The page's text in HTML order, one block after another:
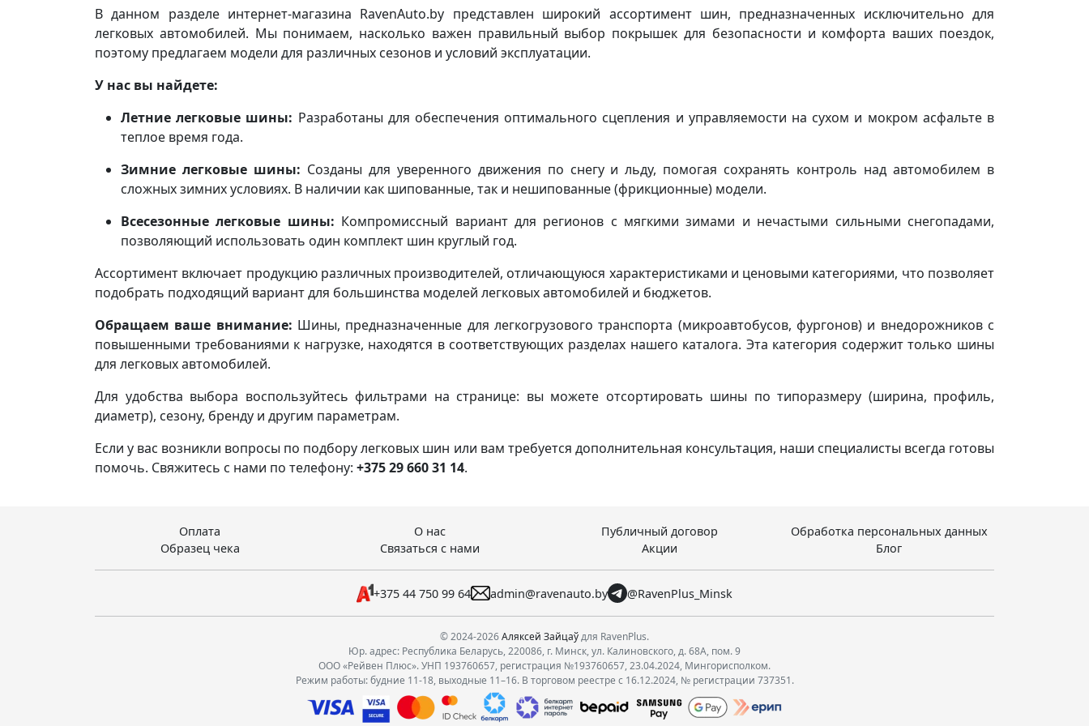
В данном разделе интернет-магазина RavenAuto.by представлен широкий ассортимент шин, предназначенных исключительно для
легковых автомобилей. Мы понимаем, насколько важен правильный выбор покрышек для безопасности и комфорта ваших поездок,
поэтому предлагаем модели для различных сезонов и условий эксплуатации.
У нас вы найдете:
Летние легковые шины: Разработаны для обеспечения оптимального сцепления и управляемости на сухом и мокром асфальте в
теплое время года.
Зимние легковые шины: Созданы для уверенного движения по снегу и льду, помогая сохранять контроль над автомобилем в
сложных зимних условиях. В наличии как шипованные, так и нешипованные (фрикционные) модели.
Всесезонные легковые шины: Компромиссный вариант для регионов с мягкими зимами и нечастыми сильными снегопадами,
позволяющий использовать один комплект шин круглый год.
Ассортимент включает продукцию различных производителей, отличающуюся характеристиками и ценовыми категориями, что позволяет
подобрать подходящий вариант для большинства моделей легковых автомобилей и бюджетов.
Обращаем ваше внимание: Шины, предназначенные для легкогрузового транспорта (микроавтобусов, фургонов) и внедорожников с
повышенными требованиями к нагрузке, находятся в соответствующих разделах нашего каталога. Эта категория содержит только шины
для легковых автомобилей.
Для удобства выбора воспользуйтесь фильтрами на странице: вы можете отсортировать шины по типоразмеру (ширина, профиль,
диаметр), сезону, бренду и другим параметрам.
Если у вас возникли вопросы по подбору легковых шин или вам требуется дополнительная консультация, наши специалисты всегда готовы
помочь. Свяжитесь с нами по телефону: +375 29 660 31 14.
Оплата О нас Публичный договор
Обработка персональных данных
Образец чека
Связаться с нами Акции Блог
+375 44 750 99 64 admin@ravenauto.by @RavenPlus_Minsk
© 2024-2026Аляксей Зайцаўдля RavenPlus.
Юр. адрес: Республика Беларусь, 220086, г. Минск, ул. Калиновского, д. 68А, пом. 9
ООО «Рейвен Плюс». УНП 193760657, регистрация №193760657, 23.04.2024, Мингорисполком.
Режим работы: будние 11-18, выходные 11–16. В торговом реестре с 16.12.2024, № регистрации 737351.